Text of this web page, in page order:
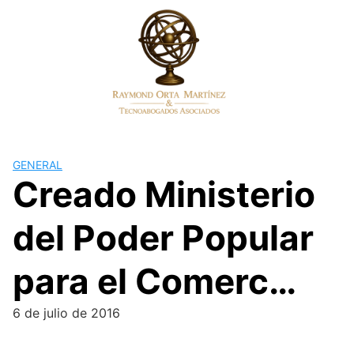
GENERAL
Creado Ministerio
del Poder Popular
para el Comerc…
6 de julio de 2016